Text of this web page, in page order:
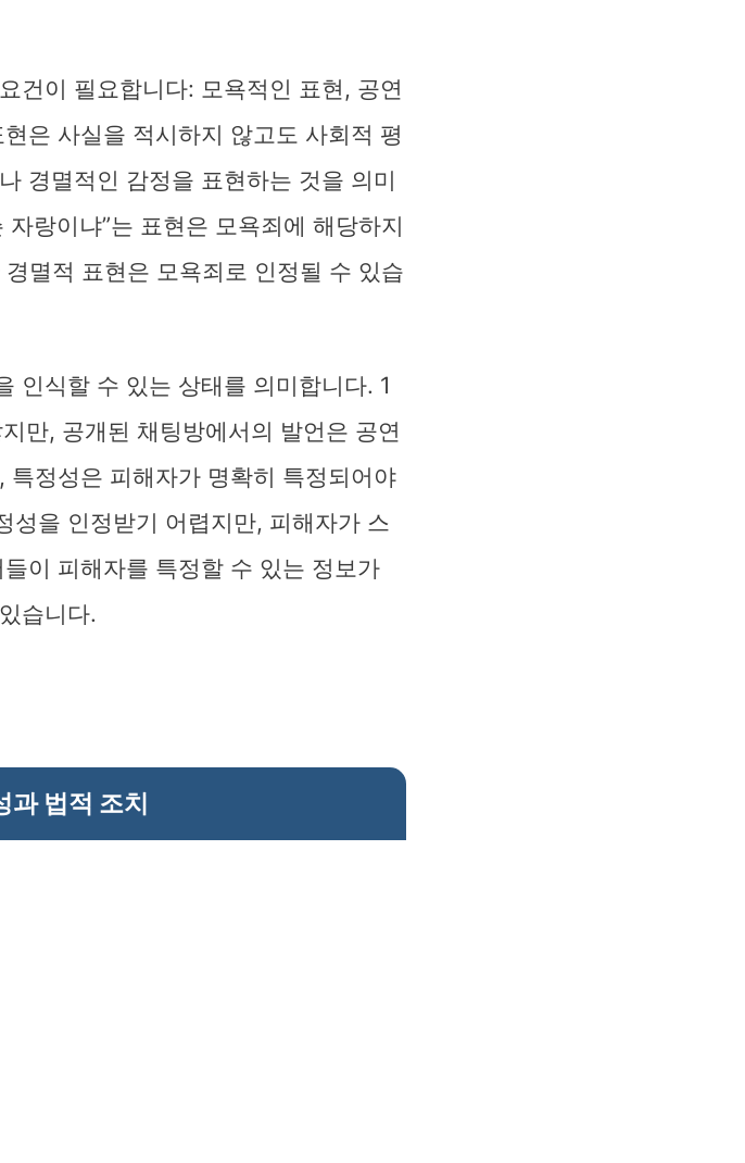
건이 필요합니다: 모욕적인 표현, 공연
은 사실을 적시하지 않고도 사회적 평
경멸적인 감정을 표현하는 것을 의미
랑이냐”는 표현은 모욕죄에 해당하지
멸적 표현은 모욕죄로 인정될 수 있습
인식할 수 있는 상태를 의미합니다. 1
만, 공개된 채팅방에서의 발언은 공연
정성은 피해자가 명확히 특정되어야
성을 인정받기 어렵지만, 피해자가 스
이 피해자를 특정할 수 있는 정보가
습니다.
과 법적 조치